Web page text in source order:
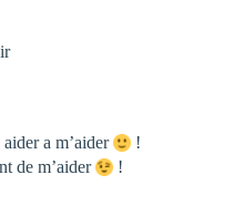
a m’aider
!
de m’aider
!